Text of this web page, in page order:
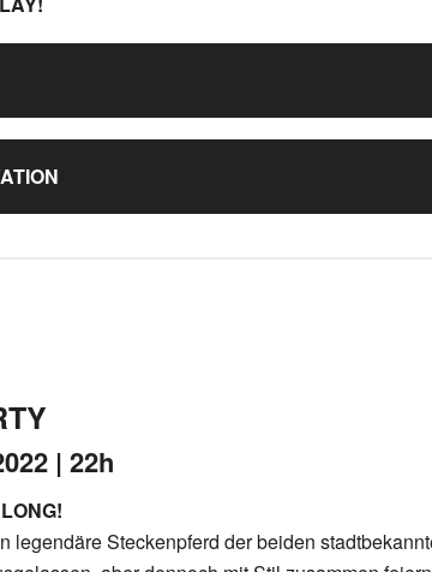
| 22h
Steckenpferd der beiden